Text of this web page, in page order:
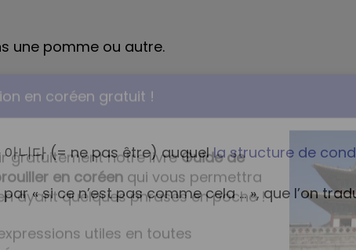
une pomme ou autre.
니다 (= ne pas être) auquella structure de
« si ce n’est pas comme cela ... », que l’on
en coréen gratuit !